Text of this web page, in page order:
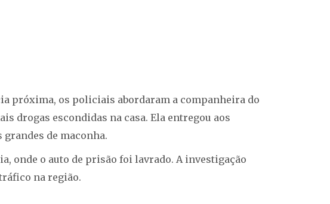
próxima, os policiais abordaram a companheira do
drogas escondidas na casa. Ela entregou aos
de maconha.
onde o auto de prisão foi lavrado. A investigação
na região.